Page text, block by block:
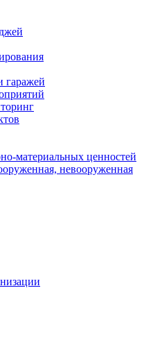
гаражей
материальных ценностей
невооруженная